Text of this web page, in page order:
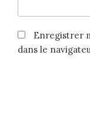
Enregistrer
dans le